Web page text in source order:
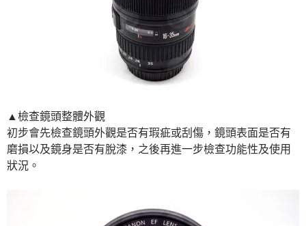
▲檢查鏡頭整體外觀
初步會先檢查鏡頭外觀是否有瑕疵或刮傷，鏡頭表面是否有
磨損以及鏡身是否有脫漆，之後再進一步檢查功能性及使用
狀況。